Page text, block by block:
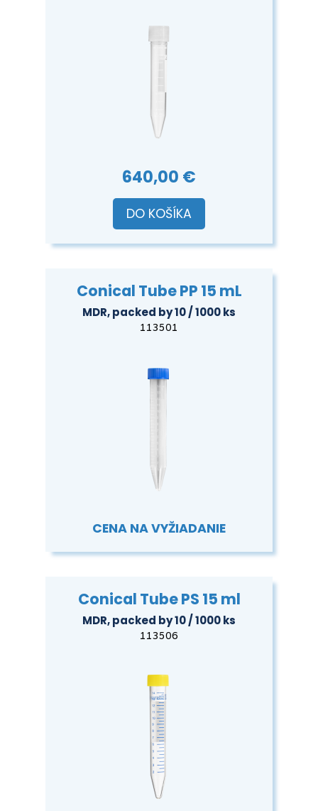
640,00 €
DO KOŠÍKA
Conical Tube PP 15 mL
MDR, packed by 10 / 1000 ks
113501
CENA NA VYŽIADANIE
Conical Tube PS 15 ml
MDR, packed by 10 / 1000 ks
113506